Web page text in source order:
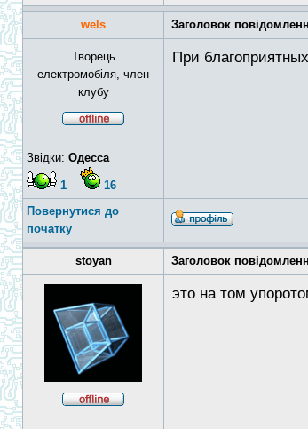
wels Заголовок
Творець
електромобіля, член
клубу
Звідки: Одесса
1 16
При
Повернутися до
початку
stoyan Заголовок
это на том